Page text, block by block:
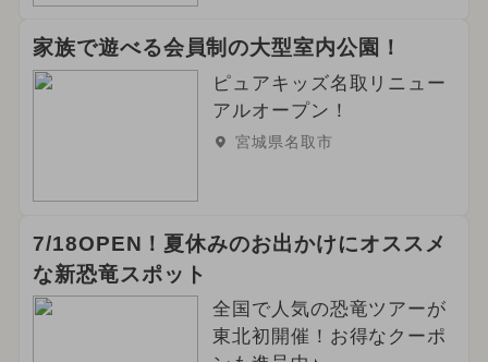
家族で遊べる会員制の大型室内公園！
ピュアキッズ名取リニュー
アルオープン！
宮城県名取市
7/18OPEN！夏休みのお出かけにオススメ
な新恐竜スポット
全国で人気の恐竜ツアーが
東北初開催！お得なクーポ